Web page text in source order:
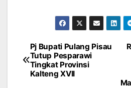
Post
navigation
Pj Bupati Pulang Pisau
Tutup Pesparawi
Tingkat Provinsi
Kalteng XVII